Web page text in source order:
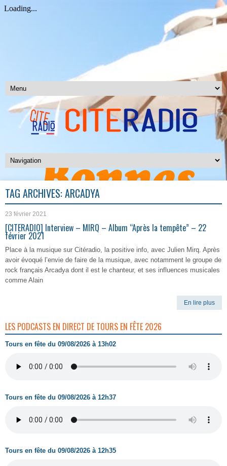
TAG ARCHIVES:ARCADYA
23 février 2021
[CITERADIO] Interview – MIRQ – Album “Après la tempête” – 22
février 2021
Place à la musique sur Citéradio, la positive info, avec Julien Mirq. Après
avoir évoqué l’envie de faire de la musique, avec notamment le groupe de
rock français Arcadya dont il est le chanteur, et ses influences musicales
comme Alain
En lire plus
LES PODCASTS EN DIRECT DE TOURS EN FÊTE 2026
Tours en fête du 09/08/2026 à 13h02
Tours en fête du 09/08/2026 à 12h37
Tours en fête du 09/08/2026 à 12h35